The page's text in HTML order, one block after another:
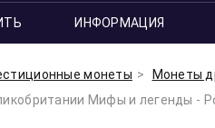
ИНФОРМАЦИЯ
монеты
Монеты
Мифы и легенды -